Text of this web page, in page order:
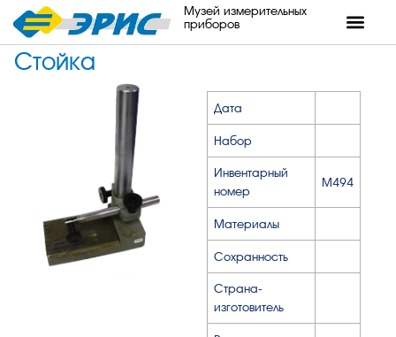
Музей измерительных
приборов
Стойка
Дата
Набор
Инвентарный
номер
М494
Материалы
Сохранность
Страна-
изготовитель